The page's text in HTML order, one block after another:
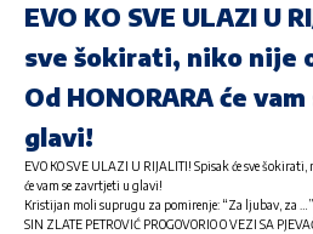
EVO KO SVE ULAZI U
sve šokirati, niko nije
Od HONORARA će
glavi!
EVO KO SVE ULAZI U RIJALITI! Spisak će sve
će vam se zavrtjeti u glavi!
Kristijan moli suprugu za pomirenje: “Za ljubav, za …”
SIN ZLATE PETROVIĆ PROGOVORIO O VEZI SA